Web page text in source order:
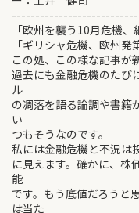
「欧州を襲う10月危機、
「ギリシャ危機、欧州発
この処、この様な記事が
過去にも金融危機のたび
ル
の凋落を語る論調や書籍
い
つもそうなのです。
私には金融危機と不況は
に見えます。確かに、株
能
です。もう底値だろうと
は当た